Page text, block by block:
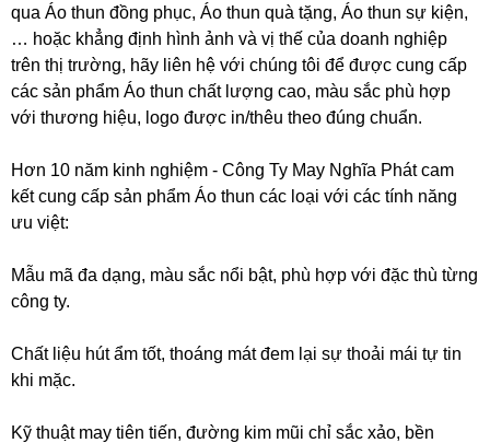
qua Áo thun đồng phục, Áo thun quà tặng, Áo thun sự kiện,
… hoặc khẳng định hình ảnh và vị thế của doanh nghiệp
trên thị trường, hãy liên hệ với chúng tôi để được cung cấp
các sản phẩm Áo thun chất lượng cao, màu sắc phù hợp
với thương hiệu, logo được in/thêu theo đúng chuẩn.
Hơn 10 năm kinh nghiệm - Công Ty May Nghĩa Phát cam
kết cung cấp sản phẩm Áo thun các loại với các tính năng
ưu việt:
Mẫu mã đa dạng, màu sắc nổi bật, phù hợp với đặc thù từng
công ty.
Chất liệu hút ẩm tốt, thoáng mát đem lại sự thoải mái tự tin
khi mặc.
Kỹ thuật may tiên tiến, đường kim mũi chỉ sắc xảo, bền